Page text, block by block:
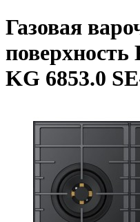
Газовая
поверхность
KG 6853.0